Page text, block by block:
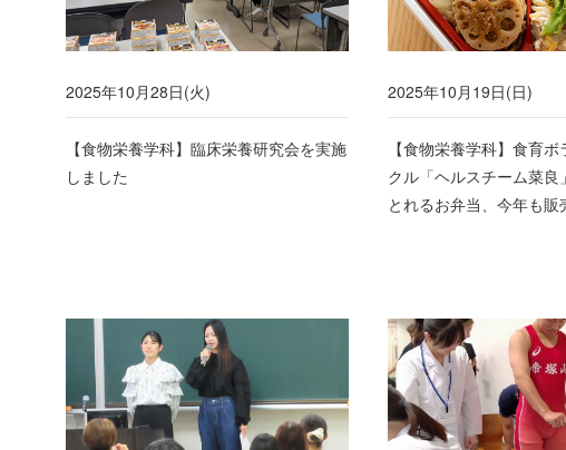
2025年10月28日(火)
【食物栄養学科】臨床栄養研究会を実施
しました
2025年10月19日(日)
【食物栄養学科】食育
クル「ヘルスチーム菜良
とれるお弁当、今年も販